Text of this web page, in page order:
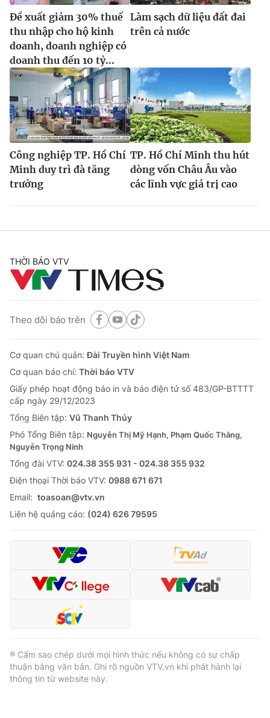
Đề xuất giảm 30% thuế
thu nhập cho hộ kinh
doanh, doanh nghiệp có
doanh thu đến 10 tỷ...
Làm sạch dữ liệu đất đai
trên cả nước
Công nghiệp TP. Hồ Chí
Minh duy trì đà tăng
trưởng
TP. Hồ Chí Minh thu hút
dòng vốn Châu Âu vào
các lĩnh vực giá trị cao
THỜI BÁO VTV
Theo dõi báo trên
Cơ quan chủ quản:Đài Truyền hình Việt Nam
Cơ quan báo chí: Thời báo VTV
Giấy phép hoạt động báo in và báo điện tử số 483/GP-BTTTT
cấp ngày 29/12/2023
Tổng Biên tập: Vũ Thanh Thủy
Phó Tổng Biên tập: Nguyễn Thị Mỹ Hạnh, Phạm Quốc Thắng,
Nguyễn Trọng Ninh
Tổng đài VTV: 024.38 355 931 - 024.38 355 932
Ðiện thoại Thời báo VTV: 0988 671 671
Email: toasoan@vtv.vn
Liên hệ quảng cáo: (024) 626 79595
® Cấm sao chép dưới mọi hình thức nếu không có sự chấp
thuận bằng văn bản. Ghi rõ nguồn VTV.vn khi phát hành lại
thông tin từ website này.